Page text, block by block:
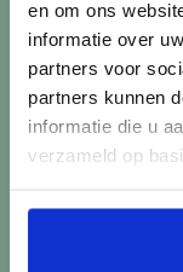
en om ons
informatie over
partners voor
partners kunnen
informatie die u
verzameld op